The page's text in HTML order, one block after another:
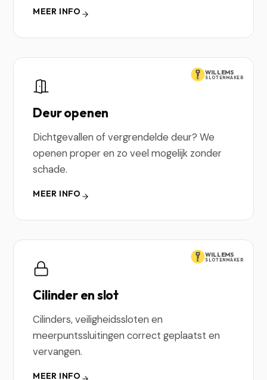
MEER INFO
WILLEMS
SLOTENMAKER
Deur openen
Dichtgevallen of vergrendelde deur? We
openen proper en zo veel mogelijk zonder
schade.
MEER INFO
WILLEMS
SLOTENMAKER
Cilinder en slot
Cilinders, veiligheidssloten en
meerpuntssluitingen correct geplaatst en
vervangen.
MEER INFO